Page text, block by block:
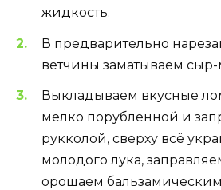
жидкость.
В предварительно
ветчины заматываем
Выкладываем вкусные
мелко порубленной и
рукколой, сверху всё
молодого лука,
орошаем бальзамическим